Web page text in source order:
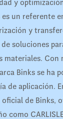
y
es un referente
y
soluciones
materiales. Con
Binks se ha
de aplicación.
de Binks,
como